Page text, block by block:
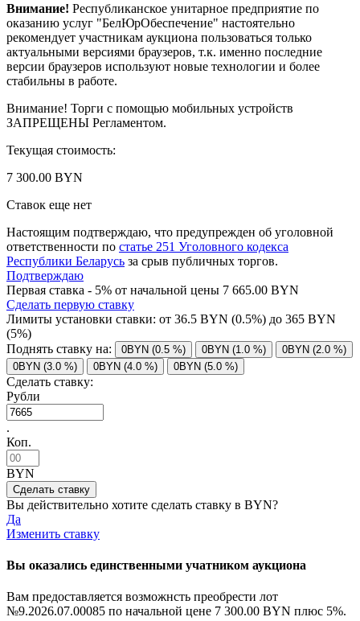
Внимание! Республиканское унитарное предприятие по
оказанию услуг "БелЮрОбеспечение" настоятельно
рекомендует участникам аукциона пользоваться только
актуальными версиями браузеров, т.к. именно последние
версии браузеров используют новые технологии и более
стабильны в работе.
Внимание! Торги с помощью мобильных устройств
ЗАПРЕЩЕНЫ Регламентом.
Текущая стоимость:
7 300.00 BYN
Ставок еще нет
Настоящим подтверждаю, что предупрежден об уголовной
ответственности по статье 251 Уголовного кодекса
Республики Беларусь за срыв публичных торгов.
Подтверждаю
Первая ставка - 5% от начальной цены 7 665.00 BYN
Сделать первую ставку
Лимиты установки ставки: от 36.5 BYN (0.5%) до 365 BYN
(5%)
Поднять ставку на:
0BYN (0.5 %) 0BYN (1.0 %)
0BYN (2.0 %)
0BYN (3.0 %)
0BYN (4.0 %) 0BYN (5.0 %)
Сделать ставку:
Рубли
.
Коп.
BYN
Вы действительно хотите сделать ставку в BYN?
Да
Изменить ставку
Вы оказались единственными учатником аукциона
Вам предоставляется возможнсть преобрести лот
№9.2026.07.00085 по начальной цене 7 300.00 BYN плюс 5%.